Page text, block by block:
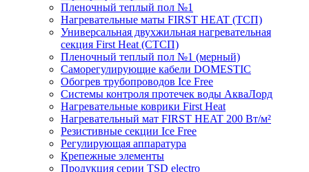
Пленочный теплый пол №1
Нагревательные маты FIRST HEAT (ТСП)
Универсальная двухжильная нагревательная
секция First Heat (СТСП)
Пленочный теплый пол №1 (мерный)
Саморегулирующие кабели DOMESTIC
Обогрев трубопроводов Ice Free
Системы контроля протечек воды АкваЛорд
Нагревательные коврики First Heat
Нагревательный мат FIRST HEAT 200 Вт/м²
Резистивные секции Ice Free
Регулирующая аппаратура
Крепежные элементы
Продукция серии TSD electro